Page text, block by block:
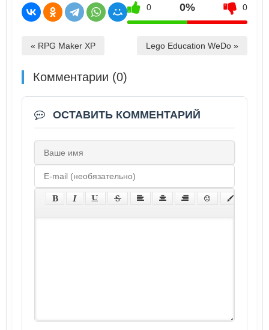
0 0% 0
« RPG Maker XP Lego Education WeDo »
Комментарии (0)
ОСТАВИТЬ КОММЕНТАРИЙ